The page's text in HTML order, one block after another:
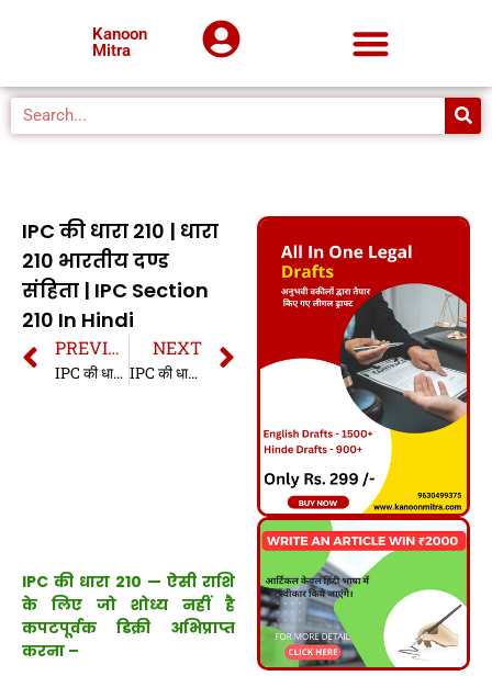
Kanoon
Mitra
IPC की धारा 210 | धारा
210 भारतीय दण्ड
संहिता | IPC Section
210 In Hindi
PREVIOUS
IPC की धारा 209 | धारा 209 भारतीय दण्ड संहिता | IPC Section 209 In Hindi
NEXT
IPC की धारा 211 | धारा 211 भारतीय दण्ड संहिता | IPC Section 211 In Hindi
IPC की धारा 210 — ऐसी राशि
के लिए जो शोध्य नहीं है
कपटपूर्वक डिक्री अभिप्राप्त
करना –